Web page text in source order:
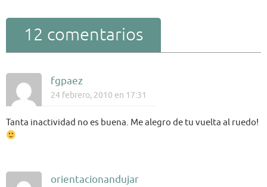
12 comentarios
fgpaez
24 febrero, 2010 en 17:31
Tanta inactividad no es buena. Me alegro de tu vuelta al ruedo!
orientacionandujar